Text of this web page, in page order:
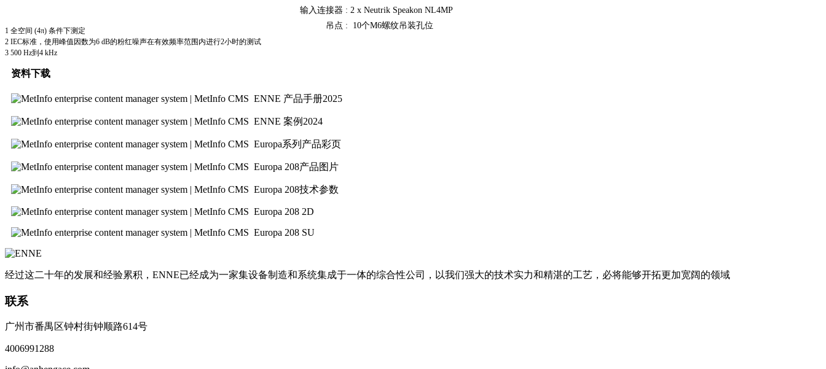
输入连接器 : 2 x Neutrik Speakon NL4MP
吊点 : 10个M6螺纹吊装孔位
1 全空间 (4π) 条件下测定
2 IEC标准，使用峰值因数为6 dB的粉红噪声在有效频率范围内进行2小时的测试
3 500 Hz到4 kHz
资料下载
ENNE 产品手册2025
ENNE 案例2024
Europa系列产品彩页
Europa 208产品图片
Europa 208技术参数
Europa 208 2D
Europa 208 SU
经过这二十年的发展和经验累积，ENNE已经成为一家集设备制造和系统集成于一体的综合性公司，以我们强大的技术实力和精湛的工艺，必将能够开拓更加宽阔的领域
联系
广州市番禺区钟村街钟顺路614号
4006991288